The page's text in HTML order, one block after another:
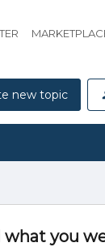
new topic
you